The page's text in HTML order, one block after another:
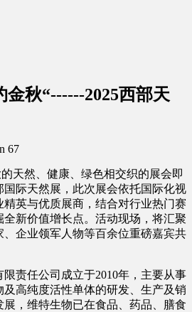
秋“------2025西部天
67
天然、健康、绿色相交织的展会即
国际天然展，此次展会依托国际化视
英与优质展商，结合对行业热门赛
新价值增长点。活动现场，将汇聚
企业领军人物等百余位重磅嘉宾共
限责任公司成立于2010年，主要从事
及高纯度活性单体的研发、生产及销
，维特生物已在食品、药品、膳食